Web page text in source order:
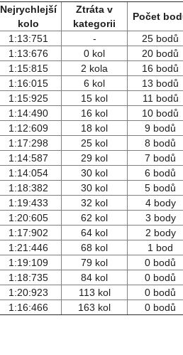
Nejrychlejší
kolo
Ztráta v
kategorii
Počet
1:13:751 -
25 bodů
1:13:676 0 kol
20 bodů
1:15:815 2 kola
16 bodů
1:16:015 6 kol
13 bodů
1:15:925 15 kol
11 bodů
1:14:490 16 kol
10 bodů
1:12:609 18 kol
9 bodů
1:17:298 25 kol
8 bodů
1:14:587 29 kol
7 bodů
1:14:054 30 kol
6 bodů
1:18:382 30 kol
5 bodů
1:19:433 32 kol
4 body
1:20:605 62 kol
3 body
1:17:902 64 kol
2 body
1:21:446 68 kol
1 bod
1:19:109 79 kol
0 bodů
1:18:735 84 kol
0 bodů
1:20:923 113 kol
0 bodů
1:16:466 163 kol 0 bodů